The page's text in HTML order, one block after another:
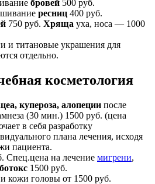
бровей 500 руб.
ресниц 400 руб.
750 руб. Хряща уха, носа — 1000
и титановые украшения для
отдельно.
косметология
купероза, алопеции после
(30 мин.) 1500 руб. (цена
в себя разработку
плана лечения, исходя
пациента.
Спец.цена на лечение мигрени,
1500 руб.
кожи головы от 1500 руб.